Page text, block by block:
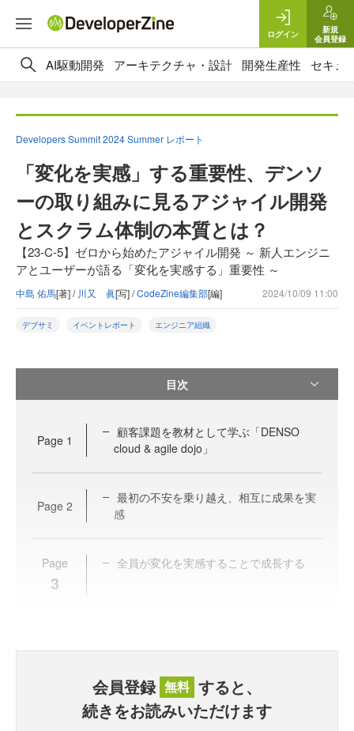
ログイン
新規
会員登録
AI駆動開発 アーキテクチャ・設計 開発生産性 セキュ
Developers Summit 2024 Summer レポート
「変化を実感」する重要性、デンソ
ーの取り組みに見るアジャイル開発
とスクラム体制の本質とは？
【23-C-5】ゼロから始めたアジャイル開発 ～ 新人エンジニ
アとユーザーが語る「変化を実感する」重要性 ～
中島 佑馬[著] / 川又 眞[写] /CodeZine編集部[編] 2024/10/09 11:00
デブサミ イベントレポート エンジニア組織
目次
Page 1
顧客課題を教材として学ぶ「DENSO
cloud & agile dojo」
Page 2
最初の不安を乗り越え、相互に成果を実
感
Page
3
全員が変化を実感することで成長する
会員登録 無料 すると、
続きをお読みいただけます